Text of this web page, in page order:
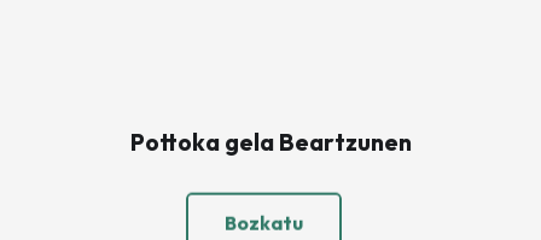
Pottoka gela Beartzunen
Bozkatu